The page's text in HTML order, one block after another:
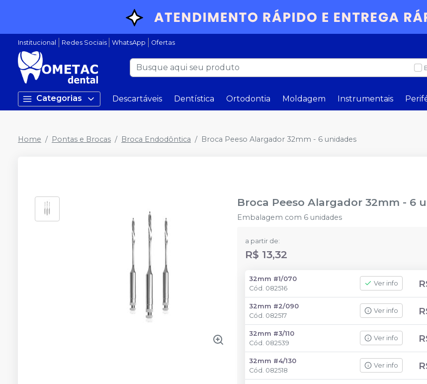
Institucional Redes Sociais WhatsApp Ofertas
Categorias Descartáveis Dentística Ortodontia Moldagem Instrumentais
Home Pontas e Brocas Broca Endodôntica Broca Peeso Alargador 32mm - 6 unidades
Broca Peeso Alargador 32mm - 6
Embalagem com 6 unidades
a partir de:
R$ 13,32
32mm #1/070
Cód. 082516
Ver info
32mm #2/090
Cód. 082517
Ver info
32mm #3/110
Cód. 082539
Ver info
32mm #4/130
Cód. 082518
Ver info